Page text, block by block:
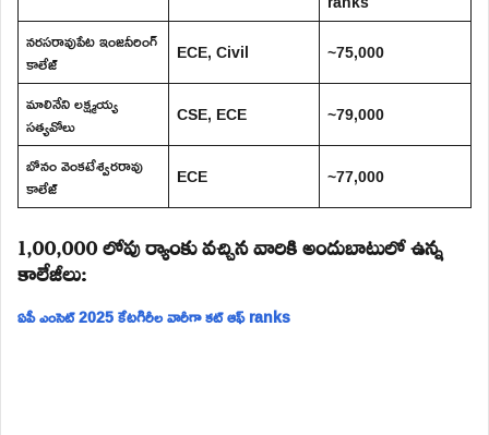
నరసరావుపేట ఇంజనీరింగ్
కాలేజ్ ECE, Civil
~75,000
మాలినేని లక్ష్మయ్య
సత్యవోలు CSE, ECE
~79,000
బోనం వెంకటేశ్వరరావు
కాలేజ్ ECE ~77,000
1,00,000 లోపు ర్యాంకు వచ్చిన వారికి అందుబాటులో ఉన్న
కాలేజీలు:
ఏపీ ఎంసెట్ 2025 కేటగిరీల వారీగా కట్ ఆఫ్ ranks